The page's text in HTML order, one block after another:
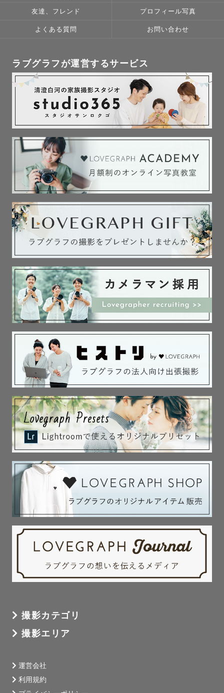
友達、フレンド プロフィール写真
よくある質問 お問い合わせ
ラブグラフが運営するサービス
撮影カテゴリ
撮影エリア
運営会社
利用規約